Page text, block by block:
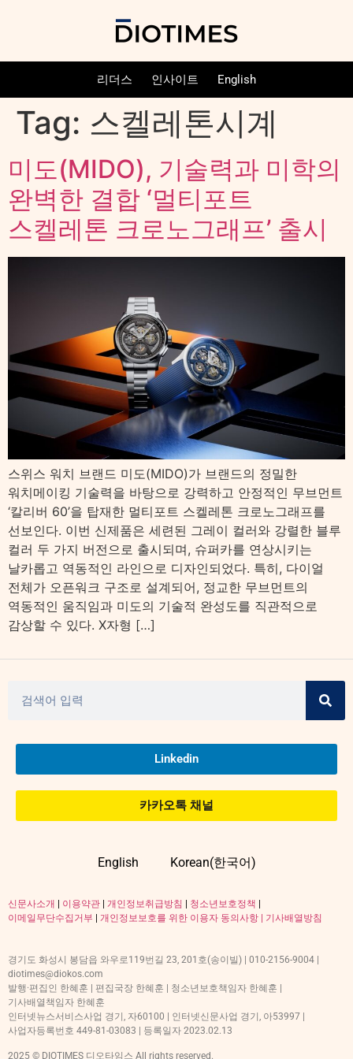
리더스 인사이트 English
Tag: 스켈레톤시계
미도(MIDO), 기술력과 미학의
완벽한 결합 ‘멀티포트
스켈레톤 크로노그래프’ 출시
스위스 워치 브랜드 미도(MIDO)가 브랜드의 정밀한
워치메이킹 기술력을 바탕으로 강력하고 안정적인 무브먼트
‘칼리버 60’을 탑재한 멀티포트 스켈레톤 크로노그래프를
선보인다. 이번 신제품은 세련된 그레이 컬러와 강렬한 블루
컬러 두 가지 버전으로 출시되며, 슈퍼카를 연상시키는
날카롭고 역동적인 라인으로 디자인되었다. 특히, 다이얼
전체가 오픈워크 구조로 설계되어, 정교한 무브먼트의
역동적인 움직임과 미도의 기술적 완성도를 직관적으로
감상할 수 있다. X자형 […]
Linkedin
카카오톡 채널
English Korean(한국어)
신문사소개 이용약관 개인정보취급방침 청소년보호정책
이메일무단수집거부
개인정보보호를 위한 이용자 동의사항 | 기사배열방침
경기도 화성시 봉담읍 와우로119번길 23, 201호(송이빌) | 010-2156-9004 |
diotimes@diokos.com
발행·편집인 한혜훈 | 편집국장 한혜훈 | 청소년보호책임자 한혜훈 |
기사배열책임자 한혜훈
인터넷뉴스서비스사업 경기, 자60100 | 인터넷신문사업 경기, 아53997 |
사업자등록번호 449-81-03083 | 등록일자 2023.02.13
2025 © DIOTIMES 디오타임스 All rights reserved.